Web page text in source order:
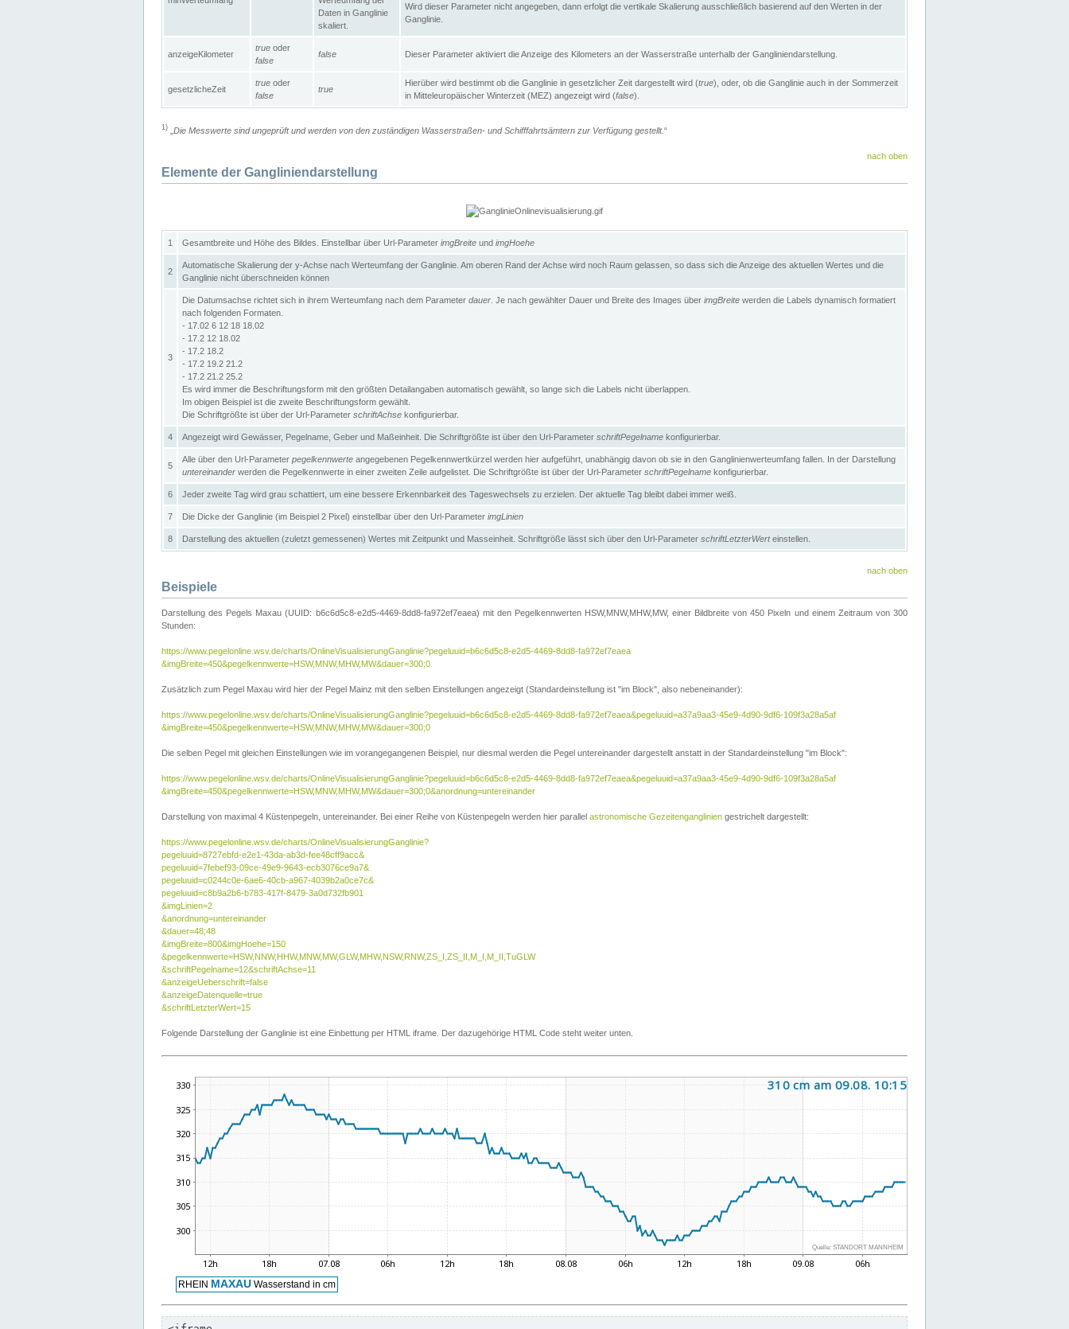
Daten in Ganglinie
skaliert.
Wird dieser Parameter nicht angegeben, dann erfolgt die vertikale Skalierung ausschließlich basierend auf den Werten in der
Ganglinie.
anzeigeKilometer
true oder
false
false Dieser Parameter aktiviert die Anzeige des Kilometers an der Wasserstraße unterhalb der Gangliniendarstellung.
gesetzlicheZeit
true oder
false
true
Hierüber wird bestimmt ob die Ganglinie in gesetzlicher Zeit dargestellt wird (true), oder, ob die Ganglinie auch in der Sommerzeit
in Mitteleuropäischer Winterzeit (MEZ) angezeigt wird (false).
1) Die Messwerte sind ungeprüft und werden von den zuständigen Wasserstraßen- und Schifffahrtsämtern zur Verfügung gestellt.“
nach oben
Elemente der Gangliniendarstellung
1 Gesamtbreite und Höhe des Bildes. Einstellbar über Url-Parameter imgBreite und imgHoehe
2
Automatische Skalierung der y-Achse nach Werteumfang der Ganglinie. Am oberen Rand der Achse wird noch Raum gelassen, so dass sich die Anzeige des aktuellen Wertes und die
Ganglinie nicht überschneiden können
3
Die Datumsachse richtet sich in ihrem Werteumfang nach dem Parameter dauer . Je nach gewählter Dauer und Breite des Images über imgBreite werden die Labels dynamisch formatiert
nach folgenden Formaten.
- 17.02 6 12 18 18.02
- 17.2 12 18.02
- 17.2 18.2
- 17.2 19.2 21.2
- 17.2 21.2 25.2
Es wird immer die Beschriftungsform mit den größten Detailangaben automatisch gewählt, so lange sich die Labels nicht überlappen.
Im obigen Beispiel ist die zweite Beschriftungsform gewählt.
Die Schriftgrößte ist über der Url-Parameter schriftAchse konfigurierbar.
4 Angezeigt wird Gewässer, Pegelname, Geber und Maßeinheit. Die Schriftgrößte ist über den Url-Parameter schriftPegelname konfigurierbar.
5
Alle über den Url-Parameter pegelkennwerte angegebenen Pegelkennwertkürzel werden hier aufgeführt, unabhängig davon ob sie in den Ganglinienwerteumfang fallen. In der Darstellung
untereinander werden die Pegelkennwerte in einer zweiten Zeile aufgelistet. Die Schriftgrößte ist über der Url-Parameter schriftPegelname konfigurierbar.
6 Jeder zweite Tag wird grau schattiert, um eine bessere Erkennbarkeit des Tageswechsels zu erzielen. Der aktuelle Tag bleibt dabei immer weiß.
7 Die Dicke der Ganglinie (im Beispiel 2 Pixel) einstellbar über den Url-Parameter imgLinien
8 Darstellung des aktuellen (zuletzt gemessenen) Wertes mit Zeitpunkt und Masseinheit. Schriftgröße lässt sich über den Url-Parameter schriftLetzterWerteinstellen.
nach oben
Beispiele
Darstellung des Pegels Maxau (UUID: b6c6d5c8-e2d5-4469-8dd8-fa972ef7eaea) mit den Pegelkennwerten HSW,MNW,MHW,MW, einer Bildbreite von 450 Pixeln und einem Zeitraum von 300
Stunden:
https://www.pegelonline.wsv.de/charts/OnlineVisualisierungGanglinie?pegeluuid=b6c6d5c8-e2d5-4469-8dd8-fa972ef7eaea
&imgBreite=450&pegelkennwerte=HSW,MNW,MHW,MW&dauer=300;0
Zusätzlich zum Pegel Maxau wird hier der Pegel Mainz mit den selben Einstellungen angezeigt (Standardeinstellung ist "im Block", also nebeneinander):
https://www.pegelonline.wsv.de/charts/OnlineVisualisierungGanglinie?pegeluuid=b6c6d5c8-e2d5-4469-8dd8-fa972ef7eaea&pegeluuid=a37a9aa3-45e9-4d90-9df6-109f3a28a5af
&imgBreite=450&pegelkennwerte=HSW,MNW,MHW,MW&dauer=300;0
Die selben Pegel mit gleichen Einstellungen wie im vorangegangenen Beispiel, nur diesmal werden die Pegel untereinander dargestellt anstatt in der Standardeinstellung "im Block":
https://www.pegelonline.wsv.de/charts/OnlineVisualisierungGanglinie?pegeluuid=b6c6d5c8-e2d5-4469-8dd8-fa972ef7eaea&pegeluuid=a37a9aa3-45e9-4d90-9df6-109f3a28a5af
&imgBreite=450&pegelkennwerte=HSW,MNW,MHW,MW&dauer=300;0&anordnung=untereinander
Darstellung von maximal 4 Küstenpegeln, untereinander. Bei einer Reihe von Küstenpegeln werden hier parallel astronomische Gezeitenganglinien gestrichelt dargestellt:
https://www.pegelonline.wsv.de/charts/OnlineVisualisierungGanglinie?
pegeluuid=8727ebfd-e2e1-43da-ab3d-fee48cff9acc&
pegeluuid=7febef93-09ce-49e9-9643-ecb3076ce9a7&
pegeluuid=c0244c0e-6ae6-40cb-a967-4039b2a0ce7c&
pegeluuid=c8b9a2b6-b783-417f-8479-3a0d732fb901
&imgLinien=2
&anordnung=untereinander
&dauer=48;48
&imgBreite=800&imgHoehe=150
&pegelkennwerte=HSW,NNW,HHW,MNW,MW,GLW,MHW,NSW,RNW,ZS_I,ZS_II,M_I,M_II,TuGLW
&schriftPegelname=12&schriftAchse=11
&anzeigeUeberschrift=false
&anzeigeDatenquelle=true
&schriftLetzterWert=15
Folgende Darstellung der Ganglinie ist eine Einbettung per HTML iframe. Der dazugehörige HTML Code steht weiter unten.